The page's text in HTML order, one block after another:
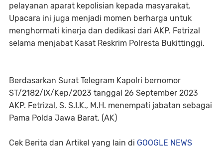
pelayanan aparat kepolisian kepada masyarakat.
Upacara ini juga menjadi momen berharga untuk
menghormati kinerja dan dedikasi dari AKP. Fetrizal
selama menjabat Kasat Reskrim Polresta Bukittinggi.
Berdasarkan Surat Telegram Kapolri bernomor
ST/2182/IX/Kep/2023 tanggal 26 September 2023
AKP. Fetrizal, S. S.I.K., M.H. menempati jabatan sebagai
Pama Polda Jawa Barat. (AK)
Cek Berita dan Artikel yang lain di GOOGLE NEWS